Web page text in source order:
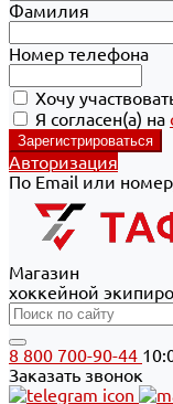
Фамилия
Номер телефона
Хочу
Я согласен(а) на
Авторизация
По Email или
Магазин
хоккейной
8 800 700-90-44
Заказать звонок